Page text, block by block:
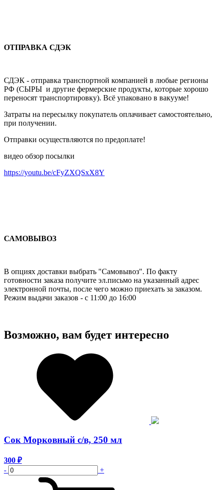
ОТПРАВКА СДЭК
СДЭК - отправка транспортной компанией в любые регионы
РФ (СЫРЫ и другие фермерские продукты, которые хорошо
переносят транспортировку). Всё упаковано в вакууме!
Затраты на пересылку покупатель оплачивает самостоятельно,
при получении.
Отправки осуществляются по предоплате!
видео обзор посылки
https://youtu.be/cFyZXQSxX8Y
САМОВЫВОЗ
В опциях доставки выбрать "Самовывоз". По факту
готовности заказа получите эл.письмо на указанный адрес
электронной почты, после чего можно приехать за заказом.
Режим выдачи заказов - с 11:00 до 16:00
Возможно, вам будет интересно
Сок Морковный с/в, 250 мл
300 ₽
-
+